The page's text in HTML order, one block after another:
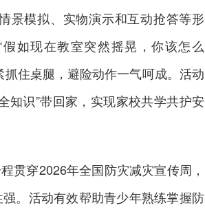
景模拟、实物演示和互动抢答等形
如现在教室突然摇晃，你该怎么
住桌腿，避险动作一气呵成。活动
知识”带回家，实现家校共学共护安
贯穿2026年全国防灾减灾宣传周，
。活动有效帮助青少年熟练掌握防